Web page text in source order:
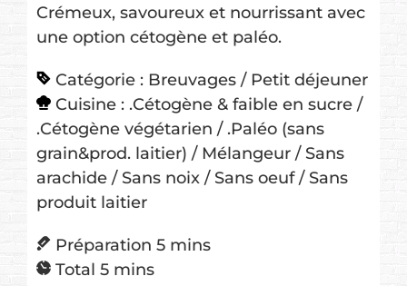
Crémeux, savoureux et nourrissant avec
une option cétogène et paléo.
Catégorie : Breuvages / Petit déjeuner
Cuisine : .Cétogène & faible en sucre /
.Cétogène végétarien / .Paléo (sans
grain&prod. laitier) / Mélangeur / Sans
arachide / Sans noix / Sans oeuf / Sans
produit laitier
Préparation 5minutes
mins
Total 5minutes
mins